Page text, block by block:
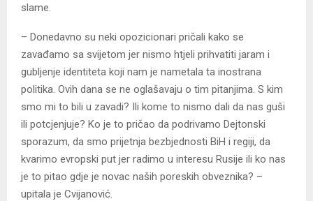
slame.
– Donedavno su neki opozicionari pričali kako se
zavađamo sa svijetom jer nismo htjeli prihvatiti jaram i
gubljenje identiteta koji nam je nametala ta inostrana
politika. Ovih dana se ne oglašavaju o tim pitanjima. S kim
smo mi to bili u zavadi? Ili kome to nismo dali da nas guši
ili potcjenjuje? Ko je to pričao da podrivamo Dejtonski
sporazum, da smo prijetnja bezbjednosti BiH i regiji, da
kvarimo evropski put jer radimo u interesu Rusije ili ko nas
je to pitao gdje je novac naših poreskih obveznika? –
upitala je Cvijanović.